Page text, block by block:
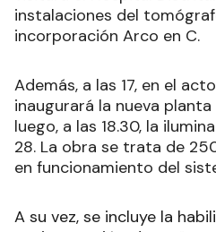
instalaciones del
incorporación Arco en C.
Además, a las 17, en el
inaugurará la nueva
luego, a las 18.30, la
28. La obra se trata de
en funcionamiento del
A su vez, se incluye la